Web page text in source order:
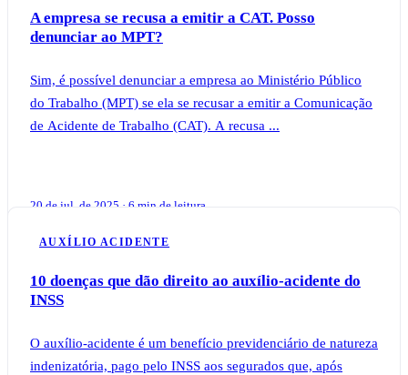
A empresa se recusa a emitir a CAT. Posso
denunciar ao MPT?
Sim, é possível denunciar a empresa ao Ministério Público
do Trabalho (MPT) se ela se recusar a emitir a Comunicação
de Acidente de Trabalho (CAT). A recusa ...
20 de jul. de 2025 · 6 min de leitura
AUXÍLIO ACIDENTE
10 doenças que dão direito ao auxílio-acidente do
INSS
O auxílio-acidente é um benefício previdenciário de natureza
indenizatória, pago pelo INSS aos segurados que, após